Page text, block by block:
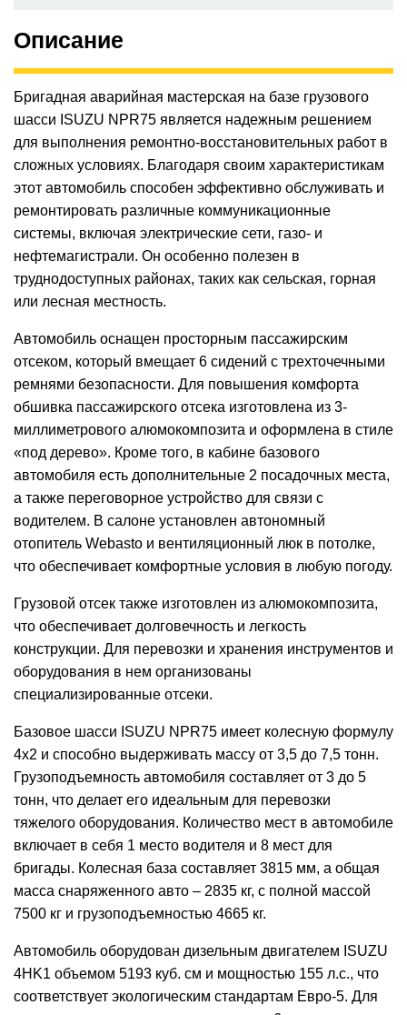
Описание
Бригадная аварийная мастерская на базе грузового
шасси ISUZU NPR75 является надежным решением
для выполнения ремонтно-восстановительных работ в
сложных условиях. Благодаря своим характеристикам
этот автомобиль способен эффективно обслуживать и
ремонтировать различные коммуникационные
системы, включая электрические сети, газо- и
нефтемагистрали. Он особенно полезен в
труднодоступных районах, таких как сельская, горная
или лесная местность.
Автомобиль оснащен просторным пассажирским
отсеком, который вмещает 6 сидений с трехточечными
ремнями безопасности. Для повышения комфорта
обшивка пассажирского отсека изготовлена ​​из 3-
миллиметрового алюмокомпозита и оформлена в стиле
«под дерево». Кроме того, в кабине базового
автомобиля есть дополнительные 2 посадочных места,
а также переговорное устройство для связи с
водителем. В салоне установлен автономный
отопитель Webasto и вентиляционный люк в потолке,
что обеспечивает комфортные условия в любую погоду.
Грузовой отсек также изготовлен из алюмокомпозита,
что обеспечивает долговечность и легкость
конструкции. Для перевозки и хранения инструментов и
оборудования в нем организованы
специализированные отсеки.
Базовое шасси ISUZU NPR75 имеет колесную формулу
4х2 и способно выдерживать массу от 3,5 до 7,5 тонн.
Грузоподъемность автомобиля составляет от 3 до 5
тонн, что делает его идеальным для перевозки
тяжелого оборудования. Количество мест в автомобиле
включает в себя 1 место водителя и 8 мест для
бригады. Колесная база составляет 3815 мм, а общая
масса снаряженного авто – 2835 кг, с полной массой
7500 кг и грузоподъемностью 4665 кг.
Автомобиль оборудован дизельным двигателем ISUZU
4HK1 объемом 5193 куб. см и мощностью 155 л.с., что
соответствует экологическим стандартам Евро-5. Для